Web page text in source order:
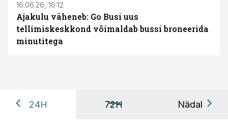
16.06.26, 16:12
Ajakulu väheneb: Go Busi uus
tellimiskeskkond võimaldab bussi broneerida
minutitega
24H 72H Nädal